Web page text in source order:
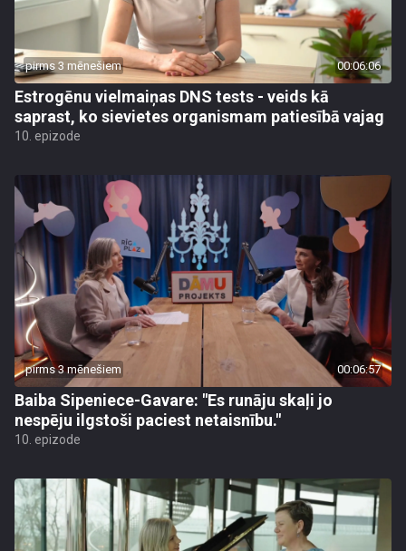
pirms 3 mēnešiem 00:06:06
Estrogēnu vielmaiņas DNS tests - veids kā
saprast, ko sievietes organismam patiesībā vajag
10. epizode
pirms 3 mēnešiem 00:06:57
Baiba Sipeniece-Gavare: "Es runāju skaļi jo
nespēju ilgstoši paciest netaisnību."
10. epizode